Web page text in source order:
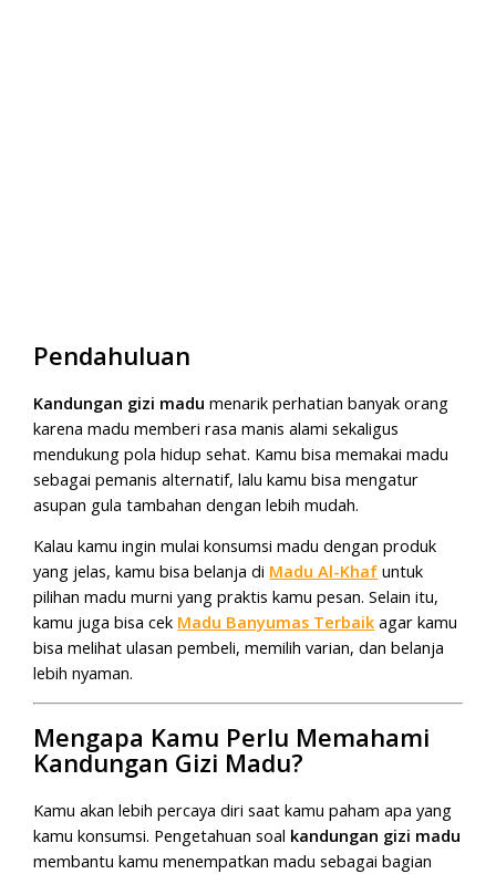
Pendahuluan
Kandungan gizi madu menarik perhatian banyak orang
karena madu memberi rasa manis alami sekaligus
mendukung pola hidup sehat. Kamu bisa memakai madu
sebagai pemanis alternatif, lalu kamu bisa mengatur
asupan gula tambahan dengan lebih mudah.
Kalau kamu ingin mulai konsumsi madu dengan produk
yang jelas, kamu bisa belanja di Madu Al-Khaf untuk
pilihan madu murni yang praktis kamu pesan. Selain itu,
kamu juga bisa cek Madu Banyumas Terbaik agar kamu
bisa melihat ulasan pembeli, memilih varian, dan belanja
lebih nyaman.
Mengapa Kamu Perlu Memahami
Kandungan Gizi Madu?
Kamu akan lebih percaya diri saat kamu paham apa yang
kamu konsumsi. Pengetahuan soal kandungan gizi madu
membantu kamu menempatkan madu sebagai bagian